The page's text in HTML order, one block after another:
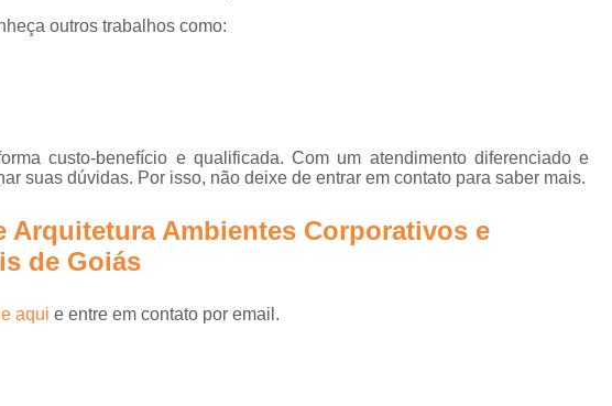
Empresa de Arquitetura para
Empresa de Gerenciamento
outros trabalhos como:
custo-benefício e qualificada. Com um atendimento diferenciado e
suas dúvidas. Por isso, não deixe de entrar em contato para saber mais.
Arquitetura Ambientes Corporativos e
de Goiás
aqui e entre em contato por email.